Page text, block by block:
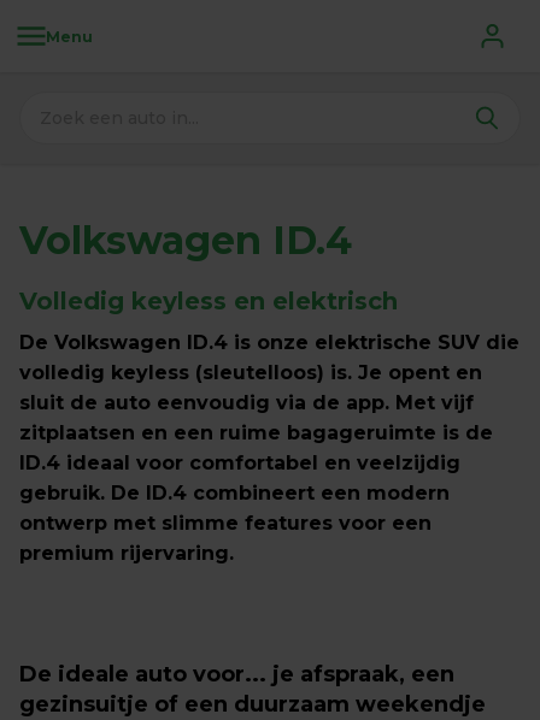
Menu
Volkswagen ID.4
Volledig keyless en elektrisch
De Volkswagen ID.4 is onze elektrische SUV die
volledig keyless (sleutelloos) is. Je opent en
sluit de auto eenvoudig via de app. Met vijf
zitplaatsen en een ruime bagageruimte is de
ID.4 ideaal voor comfortabel en veelzijdig
gebruik. De ID.4 combineert een modern
ontwerp met slimme features voor een
premium rijervaring.
De ideale auto voor... je afspraak, een
gezinsuitje of een duurzaam weekendje